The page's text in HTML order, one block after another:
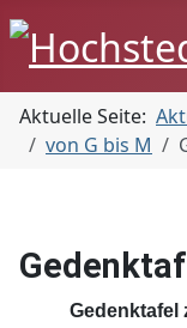
Aktuelle Seite:
von G bis M
Gedenktafel